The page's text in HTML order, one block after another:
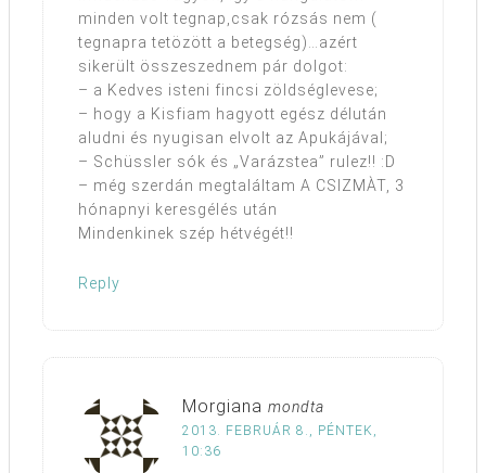
minden volt tegnap,csak rózsás nem (
tegnapra tetözött a betegség)…azért
sikerült összeszednem pár dolgot:
– a Kedves isteni fincsi zöldséglevese;
– hogy a Kisfiam hagyott egész délután
aludni és nyugisan elvolt az Apukájával;
– Schüssler sók és „Varázstea” rulez!! :D
– még szerdán megtaláltam A CSIZMÀT, 3
hónapnyi keresgélés után
Mindenkinek szép hétvégét!!
Reply
Morgiana mondta
2013. FEBRUÁR 8., PÉNTEK,
10:36